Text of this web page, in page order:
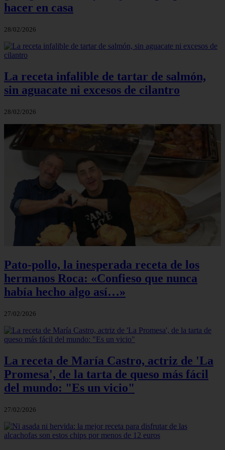
hacer en casa
28/02/2026
La receta infalible de tartar de salmón,
sin aguacate ni excesos de cilantro
28/02/2026
Pato-pollo, la inesperada receta de los
hermanos Roca: «Confieso que nunca
había hecho algo así…»
27/02/2026
La receta de María Castro, actriz de 'La
Promesa', de la tarta de queso más fácil
del mundo: "Es un vicio"
27/02/2026